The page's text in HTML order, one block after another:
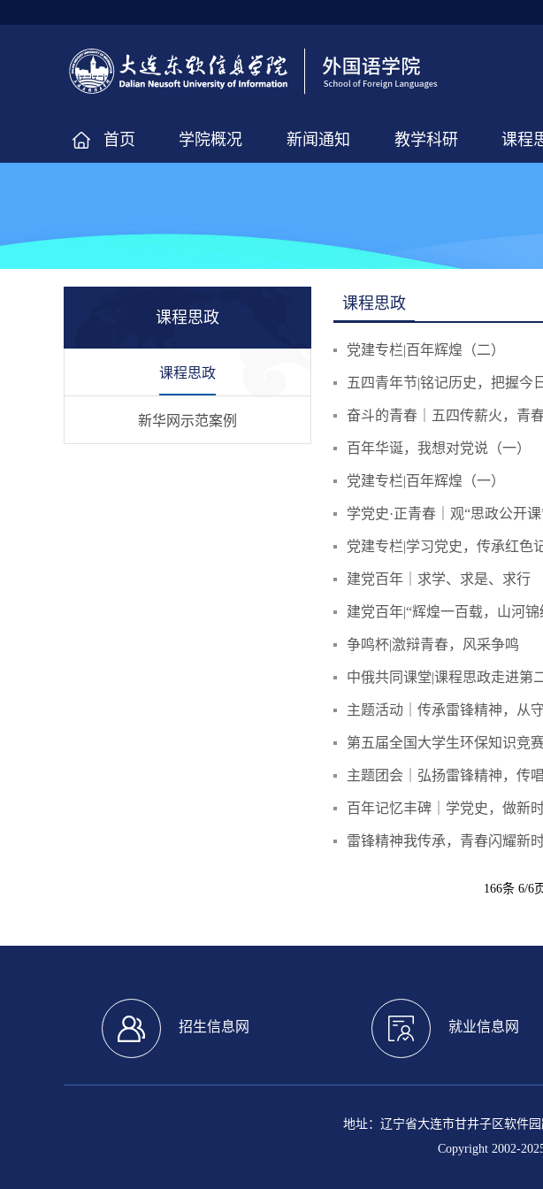
首页 学院概况 新闻通知 教学科研 课程
课程思政
课程思政
新华网示范案例
课程思政
党建专栏|百年辉煌（二）
五四青年节|铭记历史，把握今日
奋斗的青春｜五四传薪火，青
百年华诞，我想对党说（一）
党建专栏|百年辉煌（一）
学党史·正青春｜观“思政公开
党建专栏|学习党史，传承红色
建党百年｜求学、求是、求行
建党百年|“辉煌一百载，山河锦
争鸣杯|激辩青春，风采争鸣
中俄共同课堂|课程思政走进第
主题活动｜传承雷锋精神，从
第五届全国大学生环保知识竞
主题团会｜弘扬雷锋精神，传
百年记忆丰碑｜学党史，做新
雷锋精神我传承，青春闪耀新
166条 6/6
招生信息网 就业信息网
地址：辽宁省大连市甘井子区软件园
Copyright 2002-